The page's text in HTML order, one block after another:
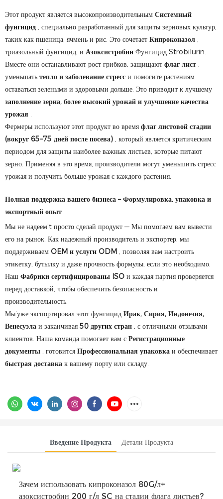
Этот продукт является высокопроизводительным Системный
фунгицид , специально разработанный для защиты зерновых культур,
таких как пшеница, ячмень и рис. Это сочетает Кипроконазол ,
триазольный фунгицид, и Азоксистробин Фунгицид Strobilurin.
Вместе они останавливают рост грибков, защищают флаг лист ,
уменьшать тепло и заболевание стресс и помогите растениям
оставаться зелеными и здоровыми дольше. Это приводит к лучшему
заполнение зерна, более высокий урожай и улучшение качества
урожая .
Фермеры используют этот продукт во время флаг листовой стадии
(вокруг 65–75 дней после посева) , который является критическим
периодом для защиты наиболее важных листьев, которые питают
зерно. Применяя в это время, производители могут уменьшить стресс
урожая и получить больше урожая с каждого растения.
Полная поддержка вашего бизнеса – Формулировка, упаковка и
экспортный опыт
Мы не надеем’t просто сделай продукт — Мы помогаем вам вывести
его на рынок. Как надежный производитель и экспортер, мы
поддерживаем OEM и услуги ODM , позволяя вам настроить
этикетку, бутылку и даже прочность формулы, если это необходимо.
Наш Фабрики сертифицированы ISO и каждая партия проверяется
перед доставкой, чтобы обеспечить безопасность и
производительность.
Мы’уже экспортировал этот фунгицид Ирак, Сирия, Индонезия,
Венесуэла и заканчивая 50 других стран , с отличными отзывами
клиентов. Наша команда помогает вам с Регистрационные
документы , готовится Профессиональная упаковка и обеспечивает
быстрая доставка к вашему порту или складу.
Введение Продукта Детали Продукта
Зачем использовать кипроконазол 80G/л+
азоксистробин 200 г/л SC на стадии флага листьев?